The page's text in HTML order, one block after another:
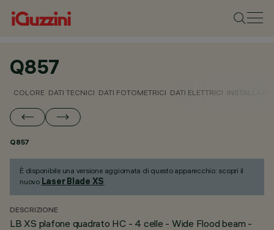
Q857
COLORE DATI TECNICI DATI FOTOMETRICI DATI ELETTRICI
Q857
È disponibile una versione aggiornata di questo apparecchio: scopri il
nuovo Laser Blade XS.
DESCRIZIONE
LB XS plafone quadrato HC - 4 celle - Wide Flood beam -